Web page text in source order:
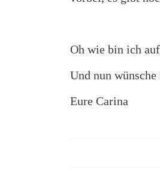
Oh wie bin ich
Und nun
Eure Carina